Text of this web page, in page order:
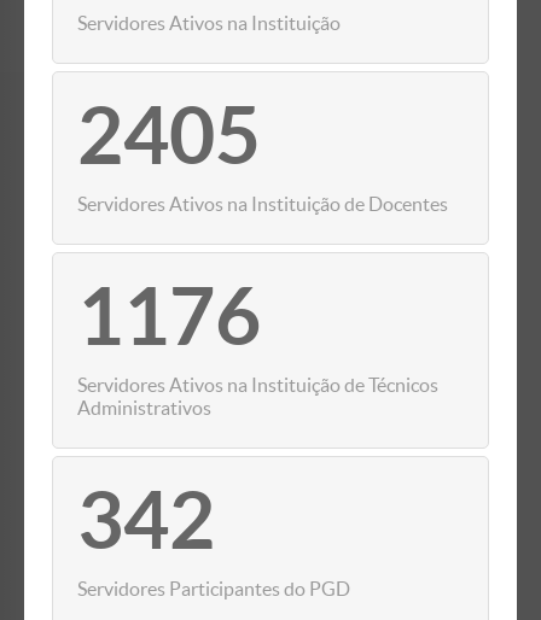
Servidores Ativos na Instituição
2405
Servidores Ativos na Instituição de Docentes
1176
Servidores Ativos na Instituição de Técnicos
Administrativos
342
Servidores Participantes do PGD